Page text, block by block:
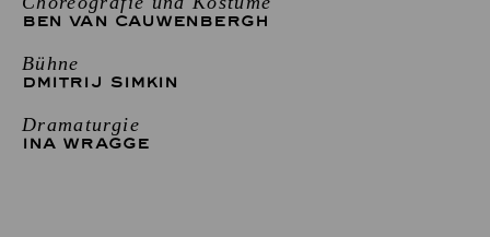
BEN VAN CAUWENBERGH
Bühne
DMITRIJ SIMKIN
Dramaturgie
INA WRAGGE